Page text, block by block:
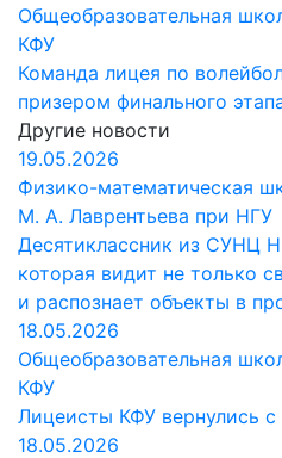
Общеобразовательная
КФУ
Команда лицея по
призером финального
Другие новости
19.05.2026
Физико-математическая
М. А. Лаврентьева при НГУ
Десятиклассник из СУНЦ
которая видит не только
и распознает объекты в
18.05.2026
Общеобразовательная
КФУ
Лицеисты КФУ вернулись
18.05.2026